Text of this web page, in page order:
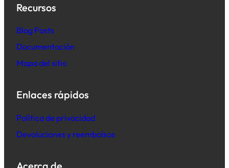
Recursos
Blog Posts
Documentación
Mapa del sitio
Enlaces rápidos
Política de privacidad
Devoluciones y reembolsos
Acerca de